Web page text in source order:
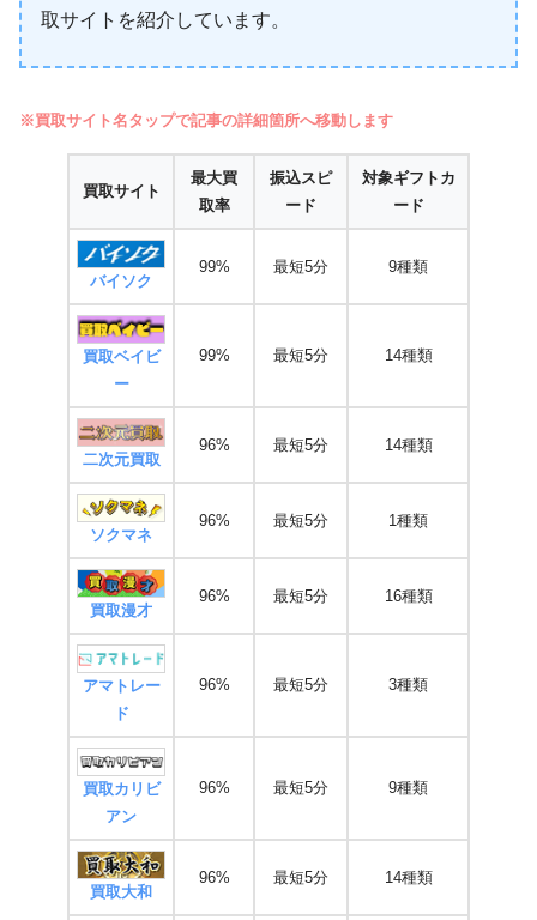
取サイトを紹介しています。
※買取サイト名タップで記事の詳細箇所へ移動します
買取サイト
最大買
取率
振込スピ
ード
対象ギフトカ
ード
バイソク
99% 最短5分 9種類
買取ベイビ
ー
99% 最短5分 14種類
二次元買取
96% 最短5分 14種類
ソクマネ
96% 最短5分 1種類
買取漫才
96% 最短5分 16種類
アマトレー
ド
96% 最短5分 3種類
買取カリビ
アン
96% 最短5分 9種類
買取大和
96% 最短5分 14種類